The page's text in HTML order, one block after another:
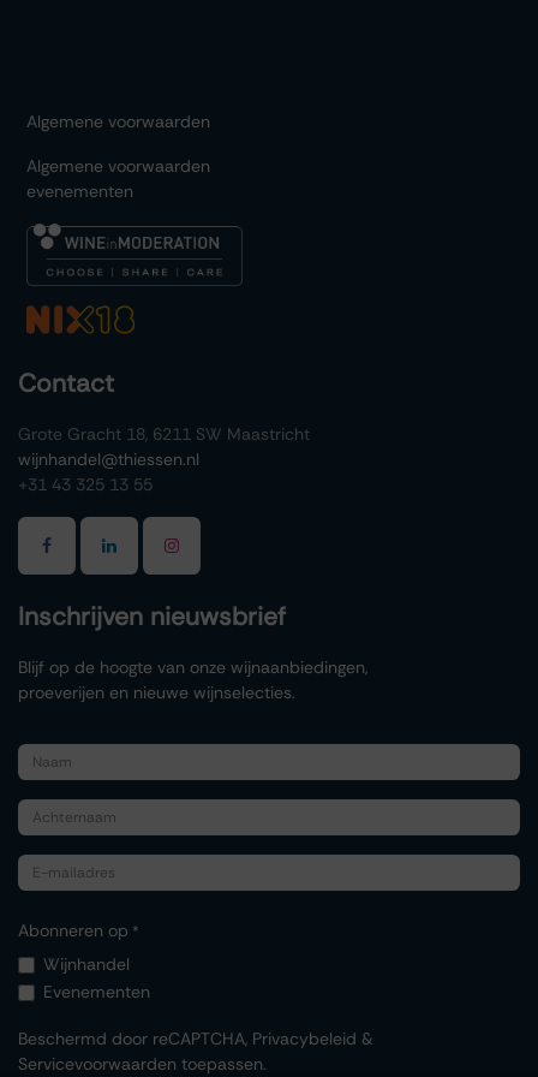
Algemene voorwaarden
Algemene voorwaarden
evenementen
Contact
Grote Gracht 18, 6211 SW Maastricht
wijnhandel@thiessen.nl
+31 43 325 13 55
Inschrijven nieuwsbrief
Blijf op de hoogte van onze wijnaanbiedingen,
proeverijen en nieuwe wijnselecties.
Abonneren op *
Wijnhandel
Evenementen
Beschermd door reCAPTCHA, Privacybeleid &
Servicevoorwaarden toepassen.